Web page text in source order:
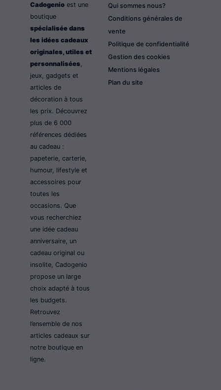
Cadogenio est une
boutique
spécialisée dans
les idées cadeaux
originales, utiles et
personnalisées
jeux, gadgets et
articles de
décoration à tous
les prix. Découvrez
plus de 6 000
références dédiées
au cadeau :
papeterie, carterie,
humour, lifestyle et
accessoires pour
toutes les
occasions. Que
vous recherchiez
une idée cadeau
anniversaire, un
cadeau original ou
insolite, Cadogenio
propose un large
choix adapté à tous
les budgets.
Retrouvez
l’ensemble de nos
articles cadeaux sur
notre boutique en
ligne.
Qui sommes nous?
Conditions générales de
vente
Politique de confidentialité
Gestion des cookies
Mentions légales
Plan du site